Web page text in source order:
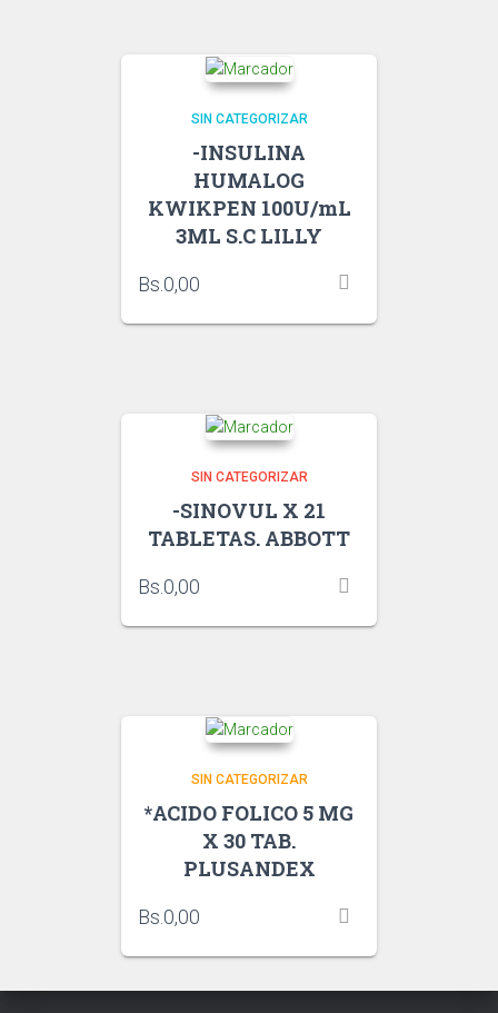
SIN CATEGORIZAR
-INSULINA
HUMALOG
KWIKPEN 100U/mL
3ML S.C LILLY
Bs. 0,00
SIN CATEGORIZAR
-SINOVUL X 21
TABLETAS. ABBOTT
Bs. 0,00
SIN CATEGORIZAR
*ACIDO FOLICO 5 MG
X 30 TAB.
PLUSANDEX
Bs. 0,00